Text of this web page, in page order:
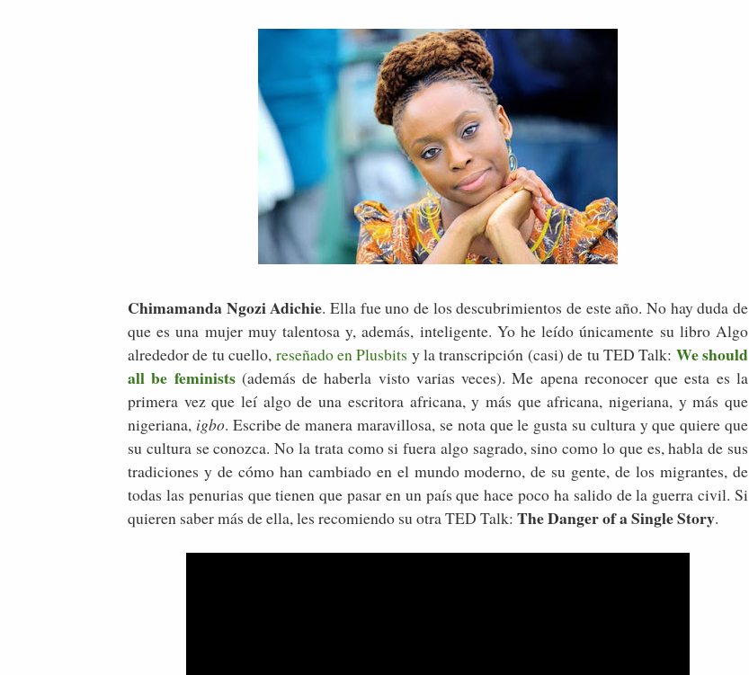
Chimamanda Ngozi Adichie. Ella fue uno de los descubrimientos de este año. No hay duda de
que es una mujer muy talentosa y, además, inteligente. Yo he leído únicamente su libro Algo
alrededor de tu cuello, reseñado en Plusbits y la transcripción (casi) de tu TED Talk: We should
all be feminists(además de haberla visto varias veces). Me apena reconocer que esta es la
primera vez que leí algo de una escritora africana, y más que africana, nigeriana, y más que
nigeriana, igbo. Escribe de manera maravillosa, se nota que le gusta su cultura y que quiere que
su cultura se conozca. No la trata como si fuera algo sagrado, sino como lo que es, habla de sus
tradiciones y de cómo han cambiado en el mundo moderno, de su gente, de los migrantes, de
todas las penurias que tienen que pasar en un país que hace poco ha salido de la guerra civil. Si
quieren saber más de ella, les recomiendo su otra TED Talk: The Danger of a Single Story.